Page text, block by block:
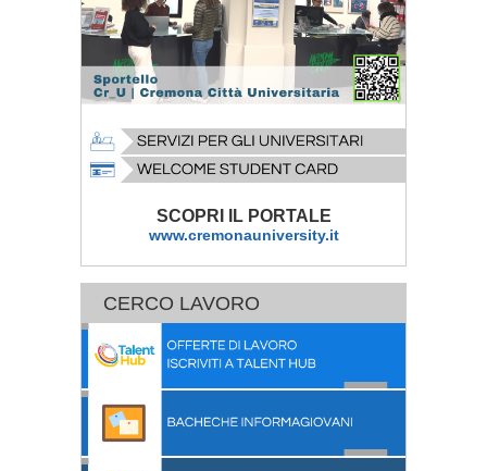
SCOPRI IL PORTALE
www.cremonauniversity.it
CERCO LAVORO